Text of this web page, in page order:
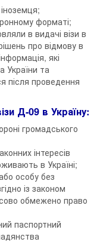
форматі;
в видачі візи в
про відмову в
які
України та
після проведення
Д-09 в Україну:
громадського
інтересів
в Україні;
особу без
із законом
обмежено право
паспортний